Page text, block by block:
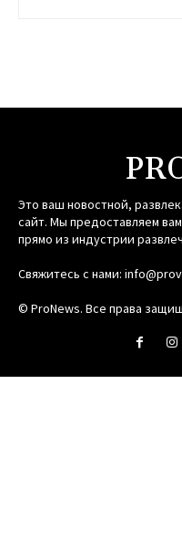
Это ваш новостной,
сайт. Мы предоставляем
прямо из индустрии
Свяжитесь с нами:
© ProNews. Все права